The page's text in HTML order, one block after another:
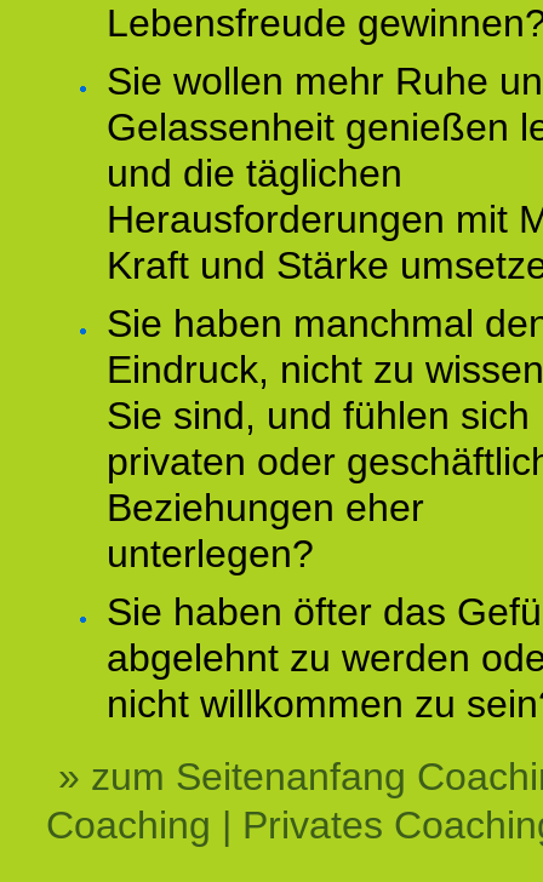
Lebensfreude
Sie wollen mehr Ruhe
Gelassenheit genießen
und die täglichen
Herausforderungen mit
Kraft und Stärke
Sie haben manchmal
Eindruck, nicht zu
Sie sind, und fühlen sich
privaten oder
Beziehungen eher
unterlegen?
Sie haben öfter das
abgelehnt zu werden
nicht willkommen zu
» zum Seitenanfang
Coaching | Privates